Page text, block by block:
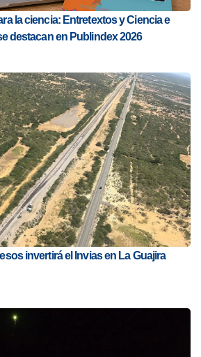
la ciencia: Entretextos y Ciencia e
destacan en Publindex 2026
invertirá el Invias en La Guajira